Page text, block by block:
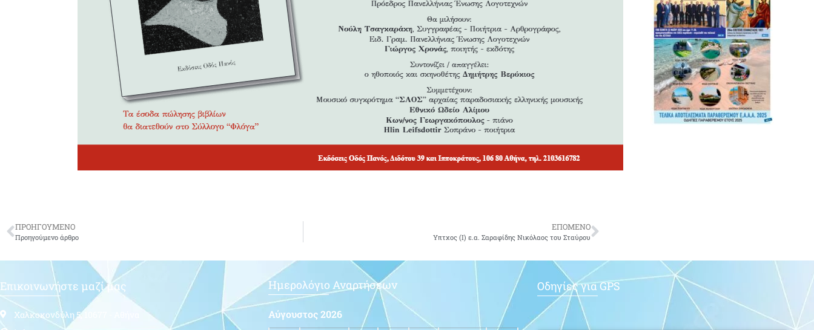
ΠΡΟΗΓΟΥΜΕΝΟ
Προηγούμενο άρθρο
ΕΠΟΜΕΝΟ
Υπτχος (Ι) ε.α. Σαραφίδης Νικόλαος του Σταύρου
Επικοινωνήστε μαζί μας
Χαλκοκονδύλη 5, 10677 - Αθήνα
Ημερολόγιο Αναρτήσεων
Αύγουστος 2026
Οδηγίες για GPS